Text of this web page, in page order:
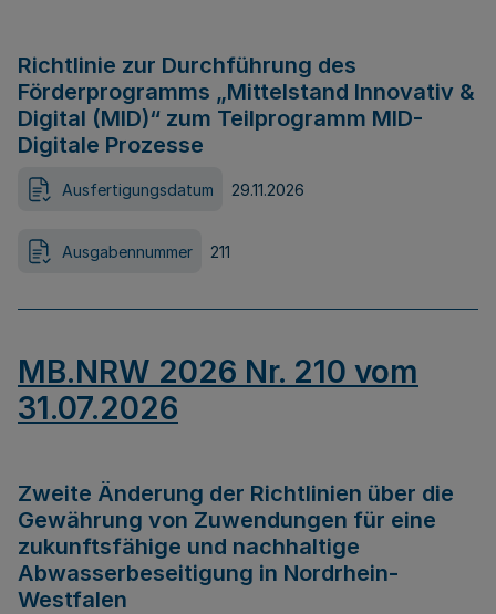
Richtlinie zur Durchführung des
Förderprogramms „Mittelstand Innovativ &
Digital (MID)“ zum Teilprogramm MID-
Digitale Prozesse
Ausfertigungsdatum 29.11.2026
Ausgabennummer 211
MB.NRW 2026 Nr. 210 vom
31.07.2026
Zweite Änderung der Richtlinien über die
Gewährung von Zuwendungen für eine
zukunftsfähige und nachhaltige
Abwasserbeseitigung in Nordrhein-
Westfalen